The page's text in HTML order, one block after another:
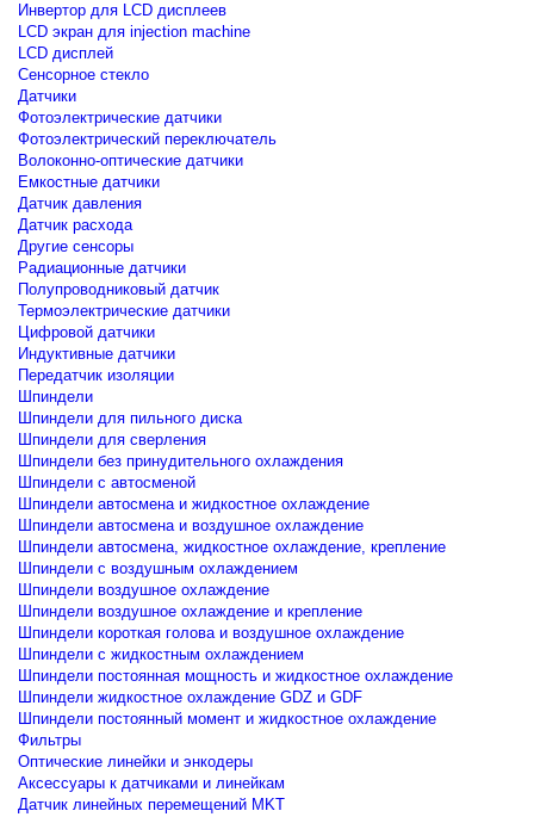
Инвертор для LCD дисплеев
LCD экран для injection machine
LCD дисплей
Сенсорное стекло
Датчики
Фотоэлектрические датчики
Фотоэлектрический переключатель
Волоконно-оптические датчики
Емкостные датчики
Датчик давления
Датчик расхода
Другие сенсоры
Радиационные датчики
Полупроводниковый датчик
Термоэлектрические датчики
Цифровой датчики
Индуктивные датчики
Передатчик изоляции
Шпиндели
Шпиндели для пильного диска
Шпиндели для сверления
Шпиндели без принудительного охлаждения
Шпиндели с автосменой
Шпиндели автосмена и жидкостное охлаждение
Шпиндели автосмена и воздушное охлаждение
Шпиндели автосмена, жидкостное охлаждение, крепление
Шпиндели с воздушным охлаждением
Шпиндели воздушное охлаждение
Шпиндели воздушное охлаждение и крепление
Шпиндели короткая голова и воздушное охлаждение
Шпиндели с жидкостным охлаждением
Шпиндели постоянная мощность и жидкостное охлаждение
Шпиндели жидкостное охлаждение GDZ и GDF
Шпиндели постоянный момент и жидкостное охлаждение
Фильтры
Оптические линейки и энкодеры
Аксессуары к датчиками и линейкам
Датчик линейных перемещений MKT